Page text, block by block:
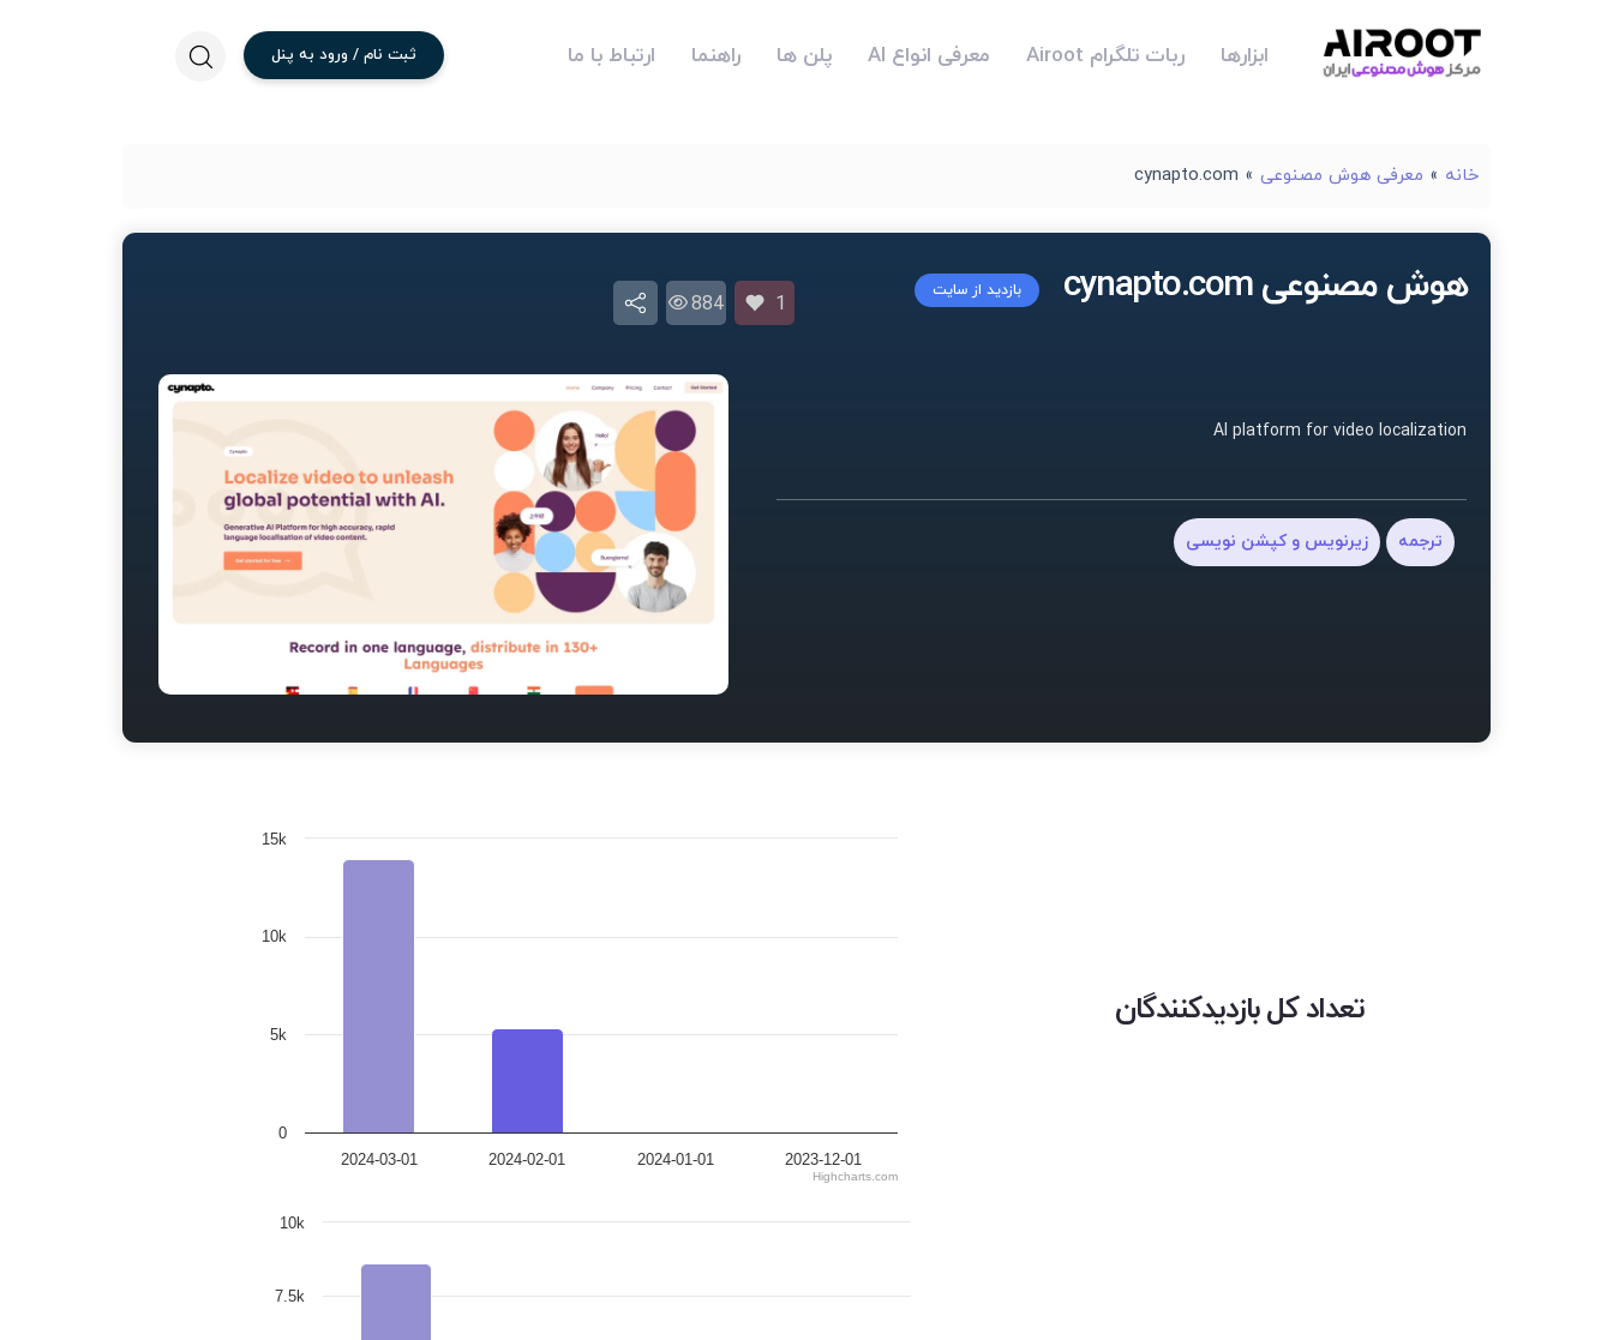
ابزارها ربات تلگرام Airoot معرفی انواع AI پلن ها راهنما ارتباط با ما ثبت نام / ورود به پنل
خانه » معرفی هوش مصنوعی »
cynapto.com
هوش مصنوعی cynapto.com بازدید از سایت
1
884
AI platform for video localization
ترجمه زیرنویس و کپشن نویسی
تعداد کل بازدیدکنندگان
2024-03-01 2024-02-01 2024-01-01 2023-12-01
0
5k
10k
15k
Highcharts.com
7.5k
10k